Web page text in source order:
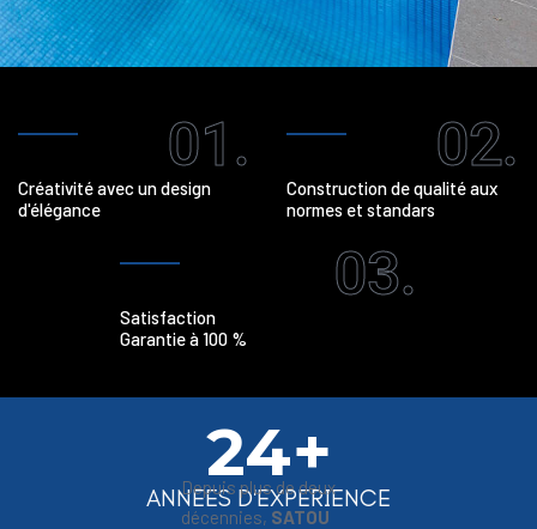
01.
Créativité avec un design
d'élégance
02.
Construction de qualité aux
normes et standars
03.
Satisfaction
Garantie à 100 %
24+
ANNEES D'EXPERIENCE
Depuis plus de deux
décennies, SATOU